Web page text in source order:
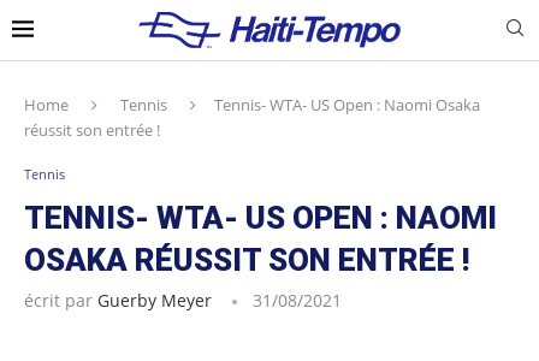
Home Tennis
Tennis- WTA- US Open : Naomi Osaka
réussit son entrée !
Tennis
TENNIS- WTA- US OPEN : NAOMI
OSAKA RÉUSSIT SON ENTRÉE !
écrit par Guerby Meyer 31/08/2021